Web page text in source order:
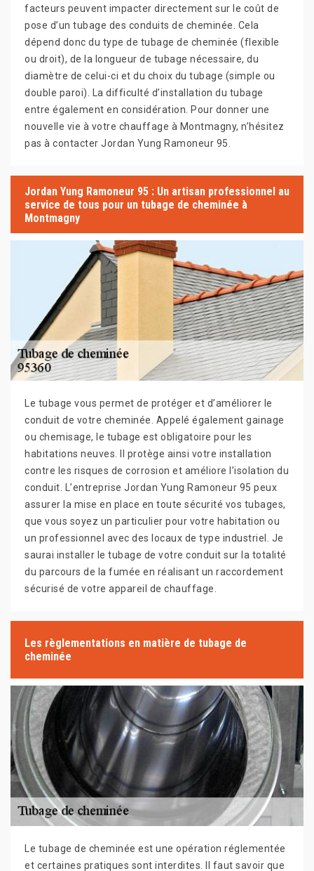
facteurs peuvent impacter directement sur le coût de
pose d’un tubage des conduits de cheminée. Cela
dépend donc du type de tubage de cheminée (flexible
ou droit), de la longueur de tubage nécessaire, du
diamètre de celui-ci et du choix du tubage (simple ou
double paroi). La difficulté d’installation du tubage
entre également en considération. Pour donner une
nouvelle vie à votre chauffage à Montmagny, n’hésitez
pas à contacter Jordan Yung Ramoneur 95.
Jordan Yung Ramoneur 95 : Un artisan professionnel au
service de tous pour un tubage de cheminée à
Montmagny
Le tubage vous permet de protéger et d’améliorer le
conduit de votre cheminée. Appelé également gainage
ou chemisage, le tubage est obligatoire pour les
habitations neuves. Il protège ainsi votre installation
contre les risques de corrosion et améliore l’isolation du
conduit. L’entreprise Jordan Yung Ramoneur 95 peux
assurer la mise en place en toute sécurité vos tubages,
que vous soyez un particulier pour votre habitation ou
un professionnel avec des locaux de type industriel. Je
saurai installer le tubage de votre conduit sur la totalité
du parcours de la fumée en réalisant un raccordement
sécurisé de votre appareil de chauffage.
Les règlementations en matière de tubage de
cheminée
Le tubage de cheminée est une opération réglementée
et certaines pratiques sont interdites. Il faut savoir que